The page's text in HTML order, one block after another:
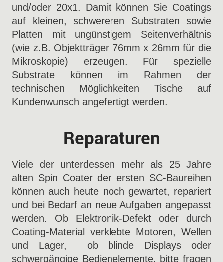
und/oder 20x1. Damit können Sie Coatings
auf kleinen, schwereren Substraten sowie
Platten mit ungünstigem Seitenverhältnis
(wie z.B. Objektträger 76mm x 26mm für die
Mikroskopie) erzeugen. Für spezielle
Substrate können im Rahmen der
technischen Möglichkeiten Tische auf
Kundenwunsch angefertigt werden.
Reparaturen
Viele der unterdessen mehr als 25 Jahre
alten Spin Coater der ersten SC-Baureihen
können auch heute noch gewartet, repariert
und bei Bedarf an neue Aufgaben angepasst
werden. Ob Elektronik-Defekt oder durch
Coating-Material verklebte Motoren, Wellen
und Lager, ob blinde Displays oder
schwergängige Bedienelemente, bitte fragen